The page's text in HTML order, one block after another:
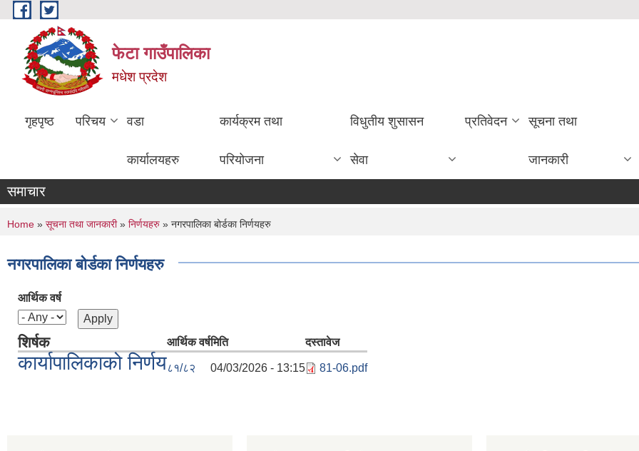
Skip to main content
फेटा गाउँपालिका
मधेश प्रदेश
गृहपृष्ठ परिचय वडा
कार्यालयहरु
कार्यक्रम तथा
परियोजना
विधुतीय शुसासन
सेवा
प्रतिवेदन सूचना तथा
जानकारी
समाचार
You are here
Home » सूचना तथा जानकारी» निर्णयहरु » नगरपालिका बोर्डका निर्णयहरु
नगरपालिका बोर्डका निर्णयहरु
आर्थिक वर्ष
शिर्षक आर्थिक वर्षमिति दस्तावेज
कार्यापालिकाको निर्णय८१/८२ 04/03/2026 - 13:15 81-06.pdf